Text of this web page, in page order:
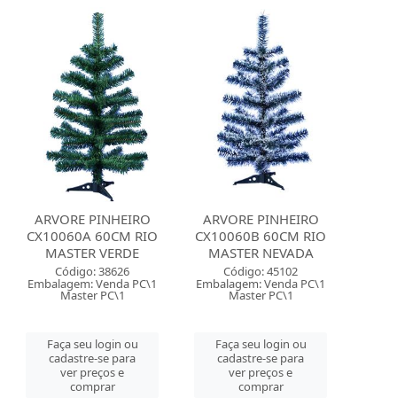
ARVORE PINHEIRO
CX10060A 60CM RIO
MASTER VERDE
Código: 38626
Embalagem: Venda PC\1
Master PC\1
Faça seu login ou
cadastre-se para
ver preços e
comprar
ARVORE PINHEIRO
CX10060B 60CM RIO
MASTER NEVADA
Código: 45102
Embalagem: Venda PC\1
Master PC\1
Faça seu login ou
cadastre-se para
ver preços e
comprar